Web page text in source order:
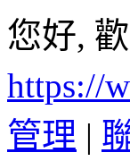
您好,
https://
管理 |